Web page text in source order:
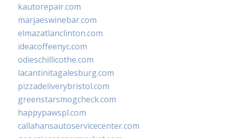
kautorepair.com
marjaeswinebar.com
elmazatlanclinton.com
ideacoffeenyc.com
odieschillicothe.com
lacantinitagalesburg.com
pizzadeliverybristol.com
greenstarsmogcheck.com
happypawspl.com
callahansautoservicecenter.com